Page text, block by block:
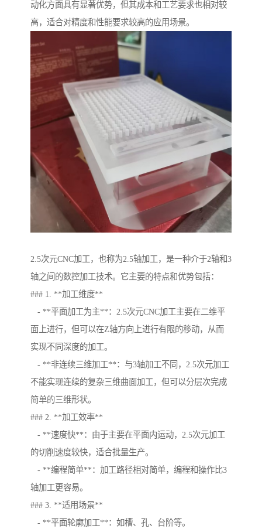
动化方面具有显著优势，但其成本和工艺要求也相对较
高，适合对精度和性能要求较高的应用场景。
2.5次元CNC加工，也称为2.5轴加工，是一种介于2轴和3
轴之间的数控加工技术。它主要的特点和优势包括：
### 1. **加工维度**
- **平面加工为主**：2.5次元CNC加工主要在二维平
面上进行，但可以在Z轴方向上进行有限的移动，从而
实现不同深度的加工。
- **非连续三维加工**：与3轴加工不同，2.5次元加工
不能实现连续的复杂三维曲面加工，但可以分层次完成
简单的三维形状。
### 2. **加工效率**
- **速度快**：由于主要在平面内运动，2.5次元加工
的切削速度较快，适合批量生产。
- **编程简单**：加工路径相对简单，编程和操作比3
轴加工更容易。
### 3. **适用场景**
- **平面轮廓加工**：如槽、孔、台阶等。